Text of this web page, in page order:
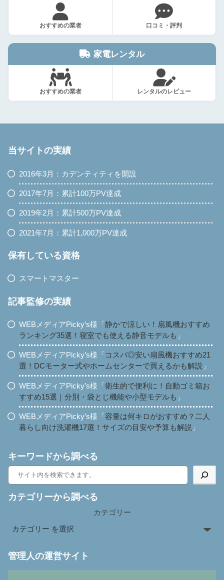
おすすめの業者 口コミ・評判
家電レンタル
おすすめの業者 レンタルのレビュー
当サイトの実績
2016年3月：カデンティティを開設
2017年7月：累計100万PV達成
2019年2月：累計500万PV達成
2021年7月：累計1,000万PV達成
保有している資格
スマートマスター
記事監修の実績
WEBメディアPicky’s様「静かで涼しい！扇風機おすすめ
ランキング35選！寝室でも使える静音モデルも 」
WEBメディアPicky’s様「 コスパ◎安い扇風機おすすめ21
選！DCモーター式やホームセンターで買えるかも解説 」
WEBメディアPicky’s様「衛生的で便利に！自動ゴミ箱お
すすめ15選｜分別・袋とじ機能や小型モデルも 」
WEBメディアPicky’s様「容量は何キロがおすすめ？二人
暮らし向け洗濯機17選！サイズの目安や予算も解説 」
キーワードから調べる
カテゴリーから調べる
カテゴリー
管理人の運営サイト